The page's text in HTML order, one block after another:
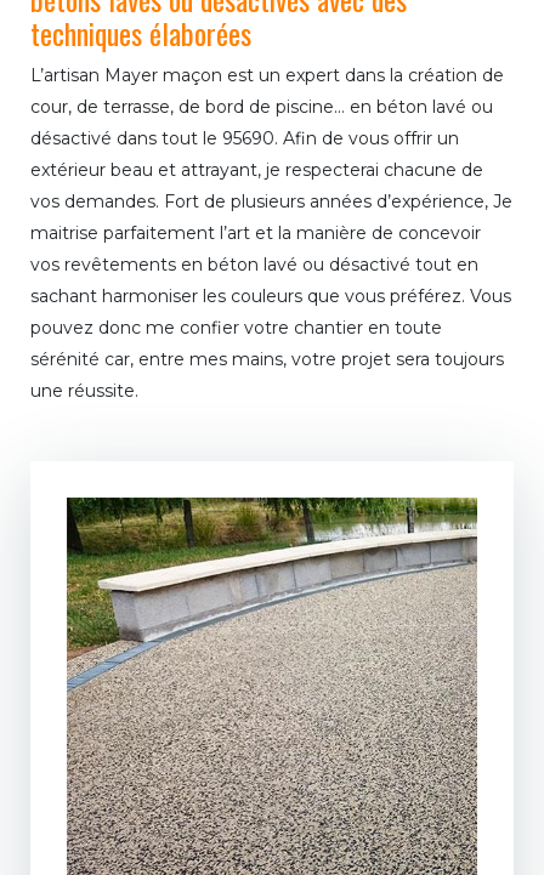
techniques élaborées
L’artisan Mayer maçon est un expert dans la création de
cour, de terrasse, de bord de piscine… en béton lavé ou
désactivé dans tout le 95690. Afin de vous offrir un
extérieur beau et attrayant, je respecterai chacune de
vos demandes. Fort de plusieurs années d’expérience, Je
maitrise parfaitement l’art et la manière de concevoir
vos revêtements en béton lavé ou désactivé tout en
sachant harmoniser les couleurs que vous préférez. Vous
pouvez donc me confier votre chantier en toute
sérénité car, entre mes mains, votre projet sera toujours
une réussite.